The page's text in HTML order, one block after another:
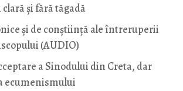
și fără tăgadă
și de conștiință ale întreruperii
(AUDIO)
a Sinodului din Creta, dar
ecumenismului